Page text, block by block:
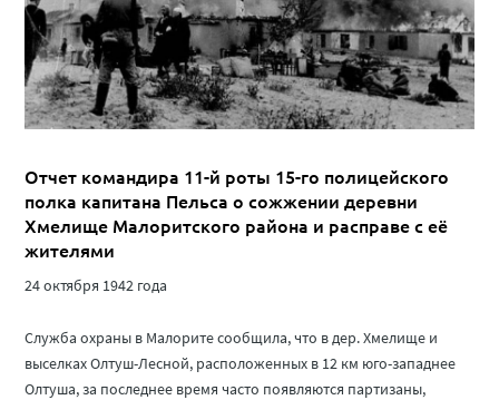
Отчет командира 11-й роты 15-го полицейского
полка капитана Пельса о сожжении деревни
Хмелище Малоритского района и расправе с её
жителями
24 октября 1942 года
Служба охраны в Малорите сообщила, что в дер. Хмелище и
выселках Олтуш-Лесной, расположенных в 12 км юго-западнее
Олтуша, за последнее время часто появляются партизаны,